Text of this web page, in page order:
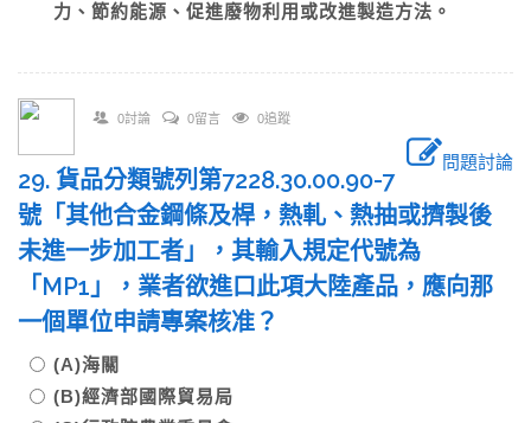
力、節約能源、促進廢物利用或改進製造方法。
0討論 0留言 0追蹤
問題討論
29. 貨品分類號列第7228.30.00.90-7
號「其他合金鋼條及桿，熱軋、熱抽或擠製後
未進一步加工者」，其輸入規定代號為
「MP1」，業者欲進口此項大陸產品，應向那
一個單位申請專案核准？
(A)海關
(B)經濟部國際貿易局